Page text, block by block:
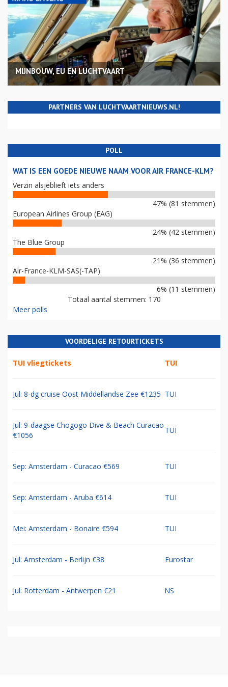
MIJNBOUW, EU EN LUCHTVAART
PARTNERS VAN LUCHTVAARTNIEUWS.NL!
POLL
WAT IS EEN GOEDE NIEUWE NAAM VOOR AIR FRANCE-KLM?
Verzin alsjeblieft iets anders
47% (81 stemmen)
European Airlines Group (EAG)
24% (42 stemmen)
The Blue Group
21% (36 stemmen)
Air-France-KLM-SAS(-TAP)
6% (11 stemmen)
Totaal aantal stemmen: 170
Meer polls
VOORDELIGE RETOURTICKETS
TUI vliegtickets TUI
Jul: 8-dg cruise Oost Middellandse Zee €1235 TUI
Jul: 9-daagse Chogogo Dive & Beach Curacao
€1056
TUI
Sep: Amsterdam - Curacao €569 TUI
Sep: Amsterdam - Aruba €614 TUI
Mei: Amsterdam - Bonaire €594 TUI
Jul: Amsterdam - Berlijn €38 Eurostar
Jul: Rotterdam - Antwerpen €21 NS